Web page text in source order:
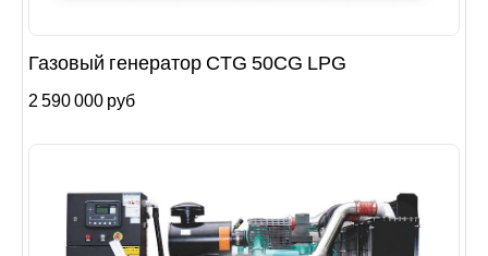
Газовый генератор CTG 50CG LPG
2 590 000 руб